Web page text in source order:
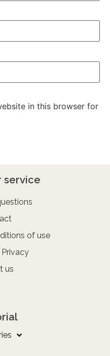
in this browser for
service
of use
us